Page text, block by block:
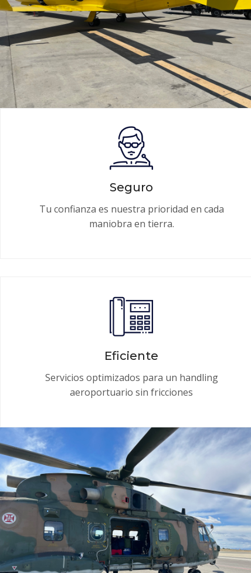
Seguro
Tu confianza es nuestra prioridad en cada
maniobra en tierra.
Eficiente
Servicios optimizados para un handling
aeroportuario sin fricciones